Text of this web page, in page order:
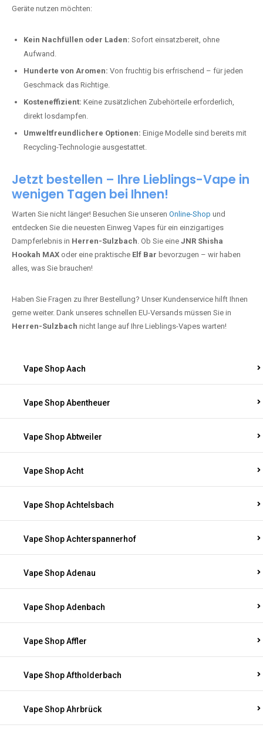
Geräte nutzen möchten:
Kein Nachfüllen oder Laden: Sofort einsatzbereit, ohne
Aufwand.
Hunderte von Aromen: Von fruchtig bis erfrischend – für jeden
Geschmack das Richtige.
Kosteneffizient: Keine zusätzlichen Zubehörteile erforderlich,
direkt losdampfen.
Umweltfreundlichere Optionen: Einige Modelle sind bereits mit
Recycling-Technologie ausgestattet.
Jetzt bestellen – Ihre Lieblings-Vape in
wenigen Tagen bei Ihnen!
Warten Sie nicht länger! Besuchen Sie unseren Online-Shop und
entdecken Sie die neuesten Einweg Vapes für ein einzigartiges
Dampferlebnis in Herren-Sulzbach. Ob Sie eine JNR Shisha
Hookah MAX oder eine praktische Elf Bar bevorzugen – wir haben
alles, was Sie brauchen!
Haben Sie Fragen zu Ihrer Bestellung? Unser Kundenservice hilft Ihnen
gerne weiter. Dank unseres schnellen EU-Versands müssen Sie in
Herren-Sulzbach nicht lange auf Ihre Lieblings-Vapes warten!
Vape Shop Aach
Vape Shop Abentheuer
Vape Shop Abtweiler
Vape Shop Acht
Vape Shop Achtelsbach
Vape Shop Achterspannerhof
Vape Shop Adenau
Vape Shop Adenbach
Vape Shop Affler
Vape Shop Aftholderbach
Vape Shop Ahrbrück